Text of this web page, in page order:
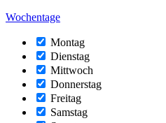
Wochentage
Montag
Dienstag
Mittwoch
Donnerstag
Freitag
Samstag